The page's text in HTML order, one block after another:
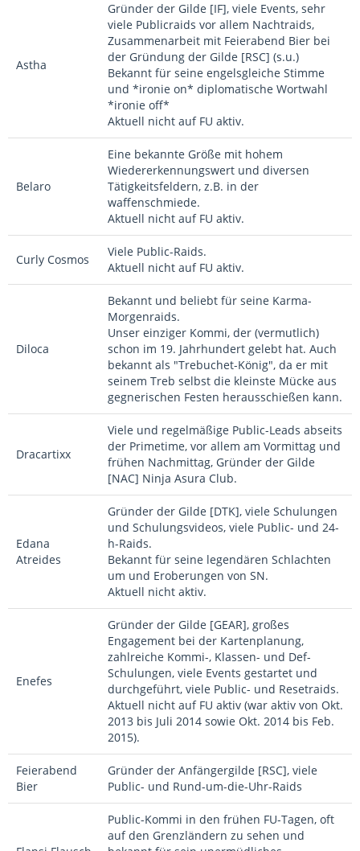
Astha
Gründer der Gilde [IF], viele Events, sehr
viele Publicraids vor allem Nachtraids,
Zusammenarbeit mit Feierabend Bier bei
der Gründung der Gilde [RSC] (s.u.)
Bekannt für seine engelsgleiche Stimme
und *ironie on* diplomatische Wortwahl
*ironie off*
Aktuell nicht auf FU aktiv.
Belaro
Eine bekannte Größe mit hohem
Wiedererkennungswert und diversen
Tätigkeitsfeldern, z.B. in der
waffenschmiede.
Aktuell nicht auf FU aktiv.
Curly Cosmos
Viele Public-Raids.
Aktuell nicht auf FU aktiv.
Diloca
Bekannt und beliebt für seine Karma-
Morgenraids.
Unser einziger Kommi, der (vermutlich)
schon im 19. Jahrhundert gelebt hat. Auch
bekannt als "Trebuchet-König", da er mit
seinem Treb selbst die kleinste Mücke aus
gegnerischen Festen herausschießen kann.
Dracartixx
Viele und regelmäßige Public-Leads abseits
der Primetime, vor allem am Vormittag und
frühen Nachmittag, Gründer der Gilde
[NAC] Ninja Asura Club.
Edana
Atreides
Gründer der Gilde [DTK], viele Schulungen
und Schulungsvideos, viele Public- und 24-
h-Raids.
Bekannt für seine legendären Schlachten
um und Eroberungen von SN.
Aktuell nicht aktiv.
Enefes
Gründer der Gilde [GEAR], großes
Engagement bei der Kartenplanung,
zahlreiche Kommi-, Klassen- und Def-
Schulungen, viele Events gestartet und
durchgeführt, viele Public- und Resetraids.
Aktuell nicht auf FU aktiv (war aktiv von Okt.
2013 bis Juli 2014 sowie Okt. 2014 bis Feb.
2015).
Feierabend
Bier
Gründer der Anfängergilde [RSC], viele
Public- und Rund-um-die-Uhr-Raids
Public-Kommi in den frühen FU-Tagen, oft
auf den Grenzländern zu sehen und